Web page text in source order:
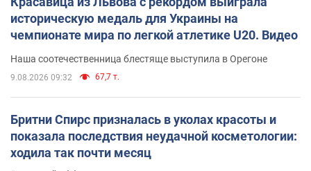
историческую медаль для Украины на
чемпионате мира по легкой атлетике U20. Видео
Наша соотечественница блестяще выступила в Орегоне
9.08.2026 09:32 67,7 т.
Бритни Спирс призналась в уколах красоты и
показала последствия неудачной косметологии:
ходила так почти месяц